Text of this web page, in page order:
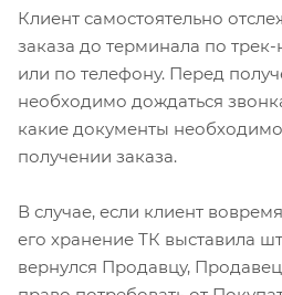
Клиент самостоятельно
заказа до терминала по
или по телефону. Перед
необходимо дождаться
какие документы
получении заказа.
В случае, если клиент
его хранение ТК выставила
вернулся Продавцу,